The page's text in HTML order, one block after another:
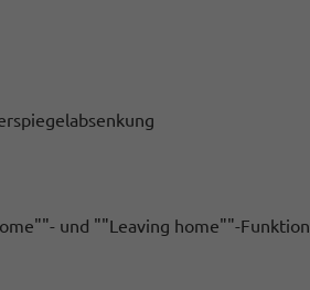
und ""Leaving home""-Funktion